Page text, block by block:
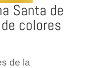
Santa de
colores
de la